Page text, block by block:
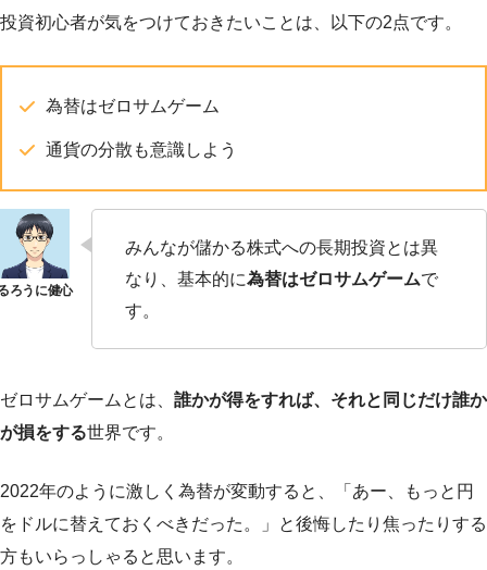
投資初心者が気をつけておきたいことは、以下の2点です。
為替はゼロサムゲーム
通貨の分散も意識しよう
みんなが儲かる株式への長期投資とは異
なり、基本的に為替はゼロサムゲームで
す。
ゼロサムゲームとは、 誰かが得をすれば、それと同じだけ誰か
が損をする世界です。
2022年のように激しく為替が変動すると、「あー、もっと円
をドルに替えておくべきだった。」と後悔したり焦ったりする
方もいらっしゃると思います。